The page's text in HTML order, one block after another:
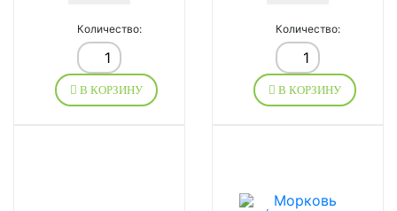
Количество:
В КОРЗИНУ
Количество:
В КОРЗИНУ